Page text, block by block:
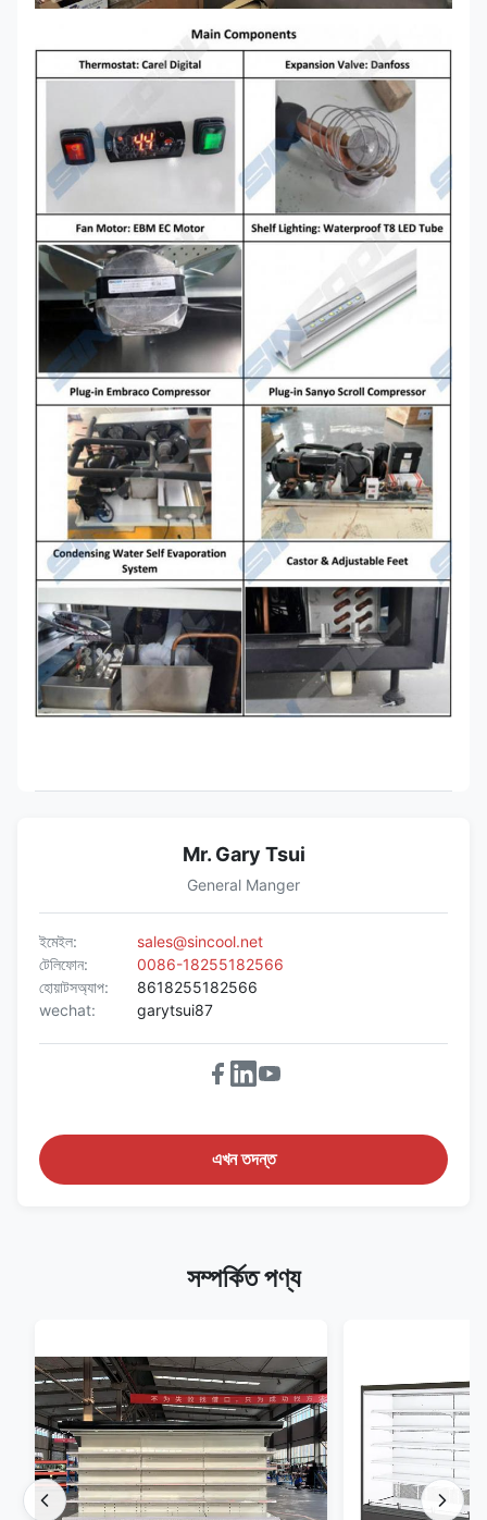
Mr. Gary Tsui
General Manger
ইমেইল:
sales@sincool.net
টেলিফোন:
0086-18255182566
হোয়াটসঅ্যাপ:
8618255182566
wechat:
garytsui87
এখন তদন্ত
সম্পর্কিত পণ্য